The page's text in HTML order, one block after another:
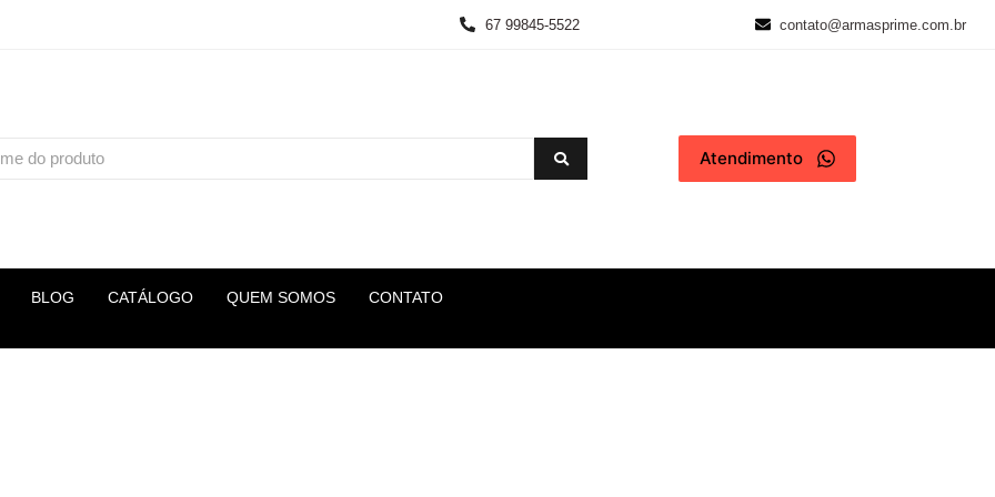
67 99845-5522 contato@armasprime.com.br
Atendimento
BLOG CATÁLOGO QUEM SOMOS CONTATO